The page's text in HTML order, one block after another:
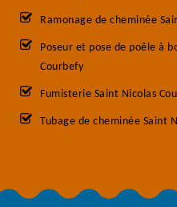
Ramonage de cheminée
Poseur et pose de poêle à
Courbefy
Fumisterie Saint Nicolas
Tubage de cheminée Saint